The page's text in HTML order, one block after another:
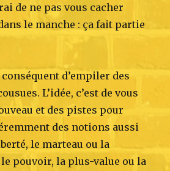
de ne pas vous cacher
le manche : ça fait partie
d’empiler des
L’idée, c’est de vous
et des pistes pour
des notions aussi
le marteau ou la
pouvoir, la plus-value ou la